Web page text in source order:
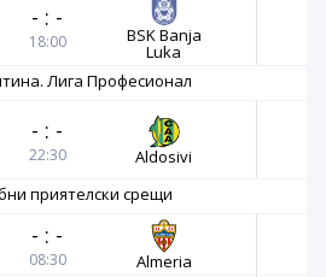
- : -
18:00 BSK Banja
Luka
Лига Професионал
- : -
22:30
Aldosivi
приятелски срещи
- : -
08:30 Almeria